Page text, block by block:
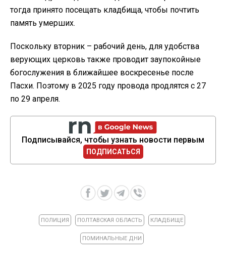
тогда принято посещать кладбища, чтобы почтить
память умерших.
Поскольку вторник – рабочий день, для удобства
верующих церковь также проводит заупокойные
богослужения в ближайшее воскресенье после
Пасхи. Поэтому в 2025 году провода продлятся с 27
по 29 апреля.
Подписывайся, чтобы узнать новости первым
ПОДПИСАТЬСЯ
ПОЛИЦИЯ ПОЛТАВСКАЯ ОБЛАСТЬ КЛАДБИЩЕ
ПОМИНАЛЬНЫЕ ДНИ